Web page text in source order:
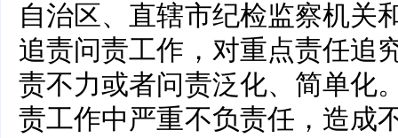
自治区、直辖市纪检监察机关
追责问责工作，对重点责任追
责不力或者问责泛化、简单化
责工作中严重不负责任，造成